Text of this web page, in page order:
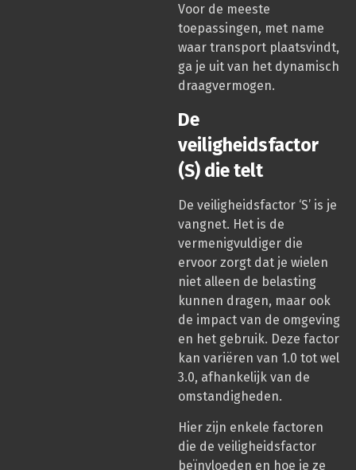
Voor de meeste
toepassingen, met name
waar transport plaatsvindt,
ga je uit van het dynamisch
draagvermogen.
De
veiligheidsfactor
(S) die telt
De veiligheidsfactor ‘S’ is je
vangnet. Het is de
vermenigvuldiger die
ervoor zorgt dat je wielen
niet alleen de belasting
kunnen dragen, maar ook
de impact van de omgeving
en het gebruik. Deze factor
kan variëren van 1.0 tot wel
3.0, afhankelijk van de
omstandigheden.
Hier zijn enkele factoren
die de veiligheidsfactor
beïnvloeden en hoe je ze